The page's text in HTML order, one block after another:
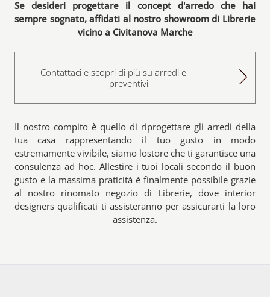
Se desideri progettare il concept d'arredo che hai
sempre sognato, affidati al nostro showroom di Librerie
vicino a Civitanova Marche
Contattaci e scopri di più su arredi e
preventivi
Il nostro compito è quello di riprogettare gli arredi della
tua casa rappresentando il tuo gusto in modo
estremamente vivibile, siamo lostore che ti garantisce una
consulenza ad hoc. Allestire i tuoi locali secondo il buon
gusto e la massima praticità è finalmente possibile grazie
al nostro rinomato negozio di Librerie, dove interior
designers qualificati ti assisteranno per assicurarti la loro
assistenza.